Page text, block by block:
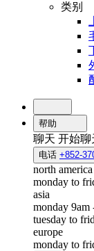
类别
帮助
聊天 开始聊
电话 +852-
north america
monday to
asia
monday 9am
tuesday to
europe
monday to